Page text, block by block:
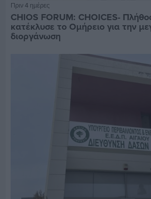
Πριν 4 ημέρες
CHIOS FORUM: CHOICES-
κατέκλυσε το Ομήρειο για την
διοργάνωση